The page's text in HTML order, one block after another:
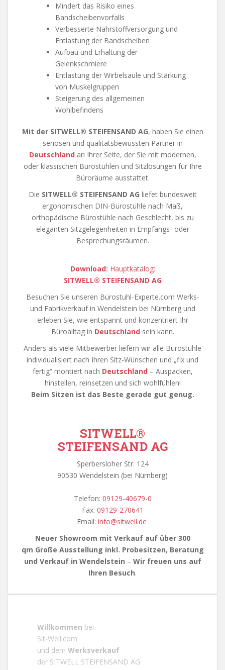
Mindert das Risiko eines
Bandscheibenvorfalls
Verbesserte Nährstoffversorgung und
Entlastung der Bandscheiben
Aufbau und Erhaltung der
Gelenkschmiere
Entlastung der Wirbelsäule und Stärkung
von Muskelgruppen
Steigerung des allgemeinen
Wohlbefindens
Mit der SITWELL® STEIFENSAND AG, haben Sie einen
seriösen und qualitätsbewussten Partner in
Deutschlandan Ihrer Seite, der Sie mit modernen,
oder klassischen Bürostühlen und Sitzlösungen für Ihre
Büroräume ausstattet.
Die SITWELL® STEIFENSAND AG liefet bundesweit
ergonomischen DIN-Bürostühle nach Maß,
orthopädische Bürostühle nach Geschlecht, bis zu
eleganten Sitzgelegenheiten in Empfangs- oder
Besprechungsräumen.
Download: Hauptkatalog:
SITWELL® STEIFENSAND AG
Besuchen Sie unseren Bürostuhl-Experte.com Werks-
und Fabrikverkauf in Wendelstein bei Nürnberg und
erleben Sie, wie entspannt und konzentriert Ihr
Büroalltag in Deutschlandsein kann.
Anders als viele Mitbewerber liefern wir alle Bürostühle
individualisiert nach Ihren Sitz-Wünschen und „fix und
fertig“ montiert nach Deutschland– Auspacken,
hinstellen, reinsetzen und sich wohlfühlen!
Beim Sitzen ist das Beste gerade gut genug.
SITWELL®
STEIFENSAND AG
Sperbersloher Str. 124
90530 Wendelstein (bei Nürnberg)
Telefon: 09129-40679-0
Fax: 09129-270641
Email: info@sitwell.de
Neuer Showroom mit Verkauf auf über 300
qm Große Ausstellung inkl. Probesitzen, Beratung
und Verkauf in Wendelstein – Wir freuen uns auf
Ihren Besuch.
Willkommen bei
Sit-Well.com
und dem Werksverkauf
der SITWELL STEIFENSAND AG